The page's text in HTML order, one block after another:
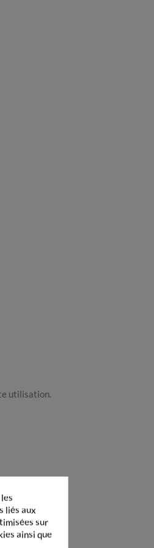
utilisation.
liés aux
sur
ainsi que